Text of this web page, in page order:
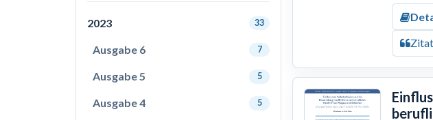
2023 33
Ausgabe 6 7
Ausgabe 5 5
Ausgabe 4 5